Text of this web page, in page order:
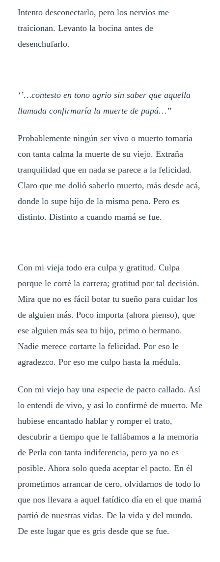
Intento desconectarlo, pero los nervios me
traicionan. Levanto la bocina antes de
desenchufarlo.
‘’…contesto en tono agrio sin saber que aquella
llamada confirmaría la muerte de papá…’’
Probablemente ningún ser vivo o muerto tomaría
con tanta calma la muerte de su viejo. Extraña
tranquilidad que en nada se parece a la felicidad.
Claro que me dolió saberlo muerto, más desde acá,
donde lo supe hijo de la misma pena. Pero es
distinto. Distinto a cuando mamá se fue.
Con mi vieja todo era culpa y gratitud. Culpa
porque le corté la carrera; gratitud por tal decisión.
Mira que no es fácil botar tu sueño para cuidar los
de alguien más. Poco importa (ahora pienso), que
ese alguien más sea tu hijo, primo o hermano.
Nadie merece cortarte la felicidad. Por eso le
agradezco. Por eso me culpo hasta la médula.
Con mi viejo hay una especie de pacto callado. Así
lo entendí de vivo, y así lo confirmé de muerto. Me
hubiese encantado hablar y romper el trato,
descubrir a tiempo que le fallábamos a la memoria
de Perla con tanta indiferencia, pero ya no es
posible. Ahora solo queda aceptar el pacto. En él
prometimos arrancar de cero, olvidarnos de todo lo
que nos llevara a aquel fatídico día en el que mamá
partió de nuestras vidas. De la vida y del mundo.
De este lugar que es gris desde que se fue.